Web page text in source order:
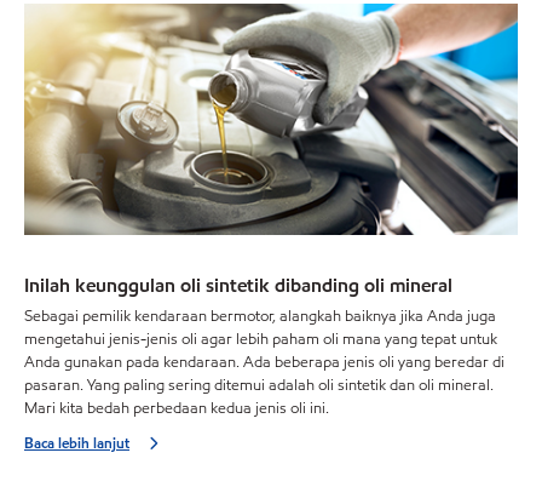
Inilah keunggulan oli sintetik dibanding oli mineral
Sebagai pemilik kendaraan bermotor, alangkah baiknya jika Anda juga
mengetahui jenis-jenis oli agar lebih paham oli mana yang tepat untuk
Anda gunakan pada kendaraan. Ada beberapa jenis oli yang beredar di
pasaran. Yang paling sering ditemui adalah oli sintetik dan oli mineral.
Mari kita bedah perbedaan kedua jenis oli ini.
Baca lebih lanjut